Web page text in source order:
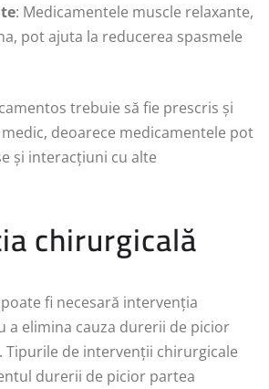
: Medicamentele muscle relaxante,
pot ajuta la reducerea spasmele
trebuie să fie prescris și
deoarece medicamentele pot
și interacțiuni cu alte
chirurgicală
fi necesară intervenția
a elimina cauza durerii de picior
Tipurile de intervenții chirurgicale
durerii de picior partea